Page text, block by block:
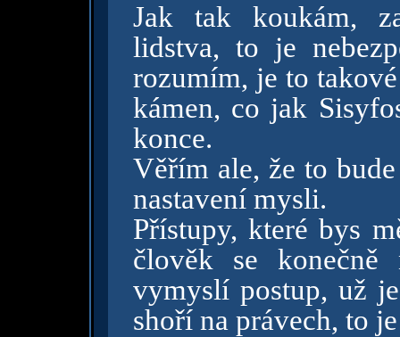
Jak tak koukám,
lidstva, to je
rozumím, je to
kámen, co jak
konce.
Věřím ale, že to
nastavení mysli.
Přístupy, které bys
člověk se konečně
vymyslí postup, už
shoří na právech, to